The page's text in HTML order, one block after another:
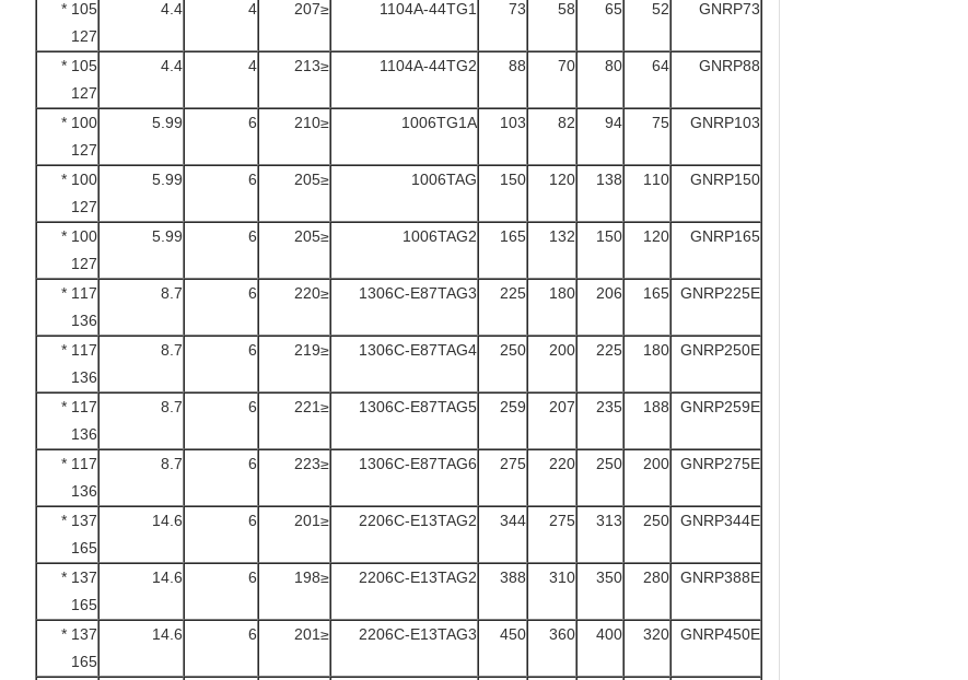
GNRP73
52
65
58
73
1104A-44TG1
≤207
4
4.4
105 *
127
GNRP88
64
80
70
88
1104A-44TG2
≤213
4
4.4
105 *
127
GNRP103
75
94
82
103
1006TG1A
≤210
6
5.99
100 *
127
GNRP150
110
138
120
150
1006TAG
≤205
6
5.99
100 *
127
GNRP165
120
150
132
165
1006TAG2
≤205
6
5.99
100 *
127
GNRP225E
165
206
180
225
1306C-E87TAG3
≤220
6
8.7
117 *
136
GNRP250E
180
225
200
250
1306C-E87TAG4
≤219
6
8.7
117 *
136
GNRP259E
188
235
207
259
1306C-E87TAG5
≤221
6
8.7
117 *
136
GNRP275E
200
250
220
275
1306C-E87TAG6
≤223
6
8.7
117 *
136
GNRP344E
250
313
275
344
2206C-E13TAG2
≤201
6
14.6
137 *
165
GNRP388E
280
350
310
388
2206C-E13TAG2
≤198
6
14.6
137 *
165
GNRP450E
320
400
360
450
2206C-E13TAG3
≤201
6
14.6
137 *
165